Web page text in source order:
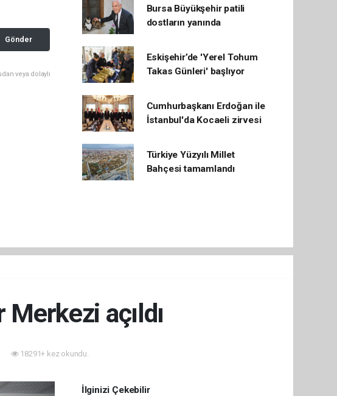
Gönder
veya dolaylı
Bursa Büyükşehir patili
dostların yanında
Eskişehir’de 'Yerel Tohum
Takas Günleri' başlıyor
Cumhurbaşkanı Erdoğan ile
İstanbul'da Kocaeli zirvesi
Türkiye Yüzyılı Millet
Bahçesi tamamlandı
açıldı
18291+ kez okundu.
İlginizi Çekebilir